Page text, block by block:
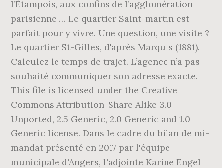
l’Étampois, aux confins de l’agglomération
parisienne … Le quartier Saint-martin est
parfait pour y vivre. Une question, une visite ?
Le quartier St-Gilles, d'après Marquis (1881).
Calculez le temps de trajet. L’agence n’a pas
souhaité communiquer son adresse exacte.
This file is licensed under the Creative
Commons Attribution-Share Alike 3.0
Unported, 2.5 Generic, 2.0 Generic and 1.0
Generic license. Dans le cadre du bilan de mi-
mandat présenté en 2017 par l'équipe
municipale d'Angers, l'adjointe Karine Engel